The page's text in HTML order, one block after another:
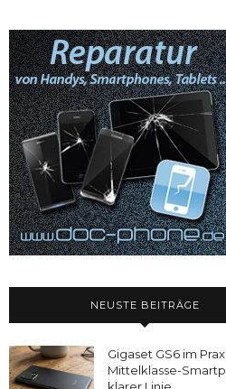
NEUSTE BEITRÄGE
Gigaset GS6 im
Mittelklasse-